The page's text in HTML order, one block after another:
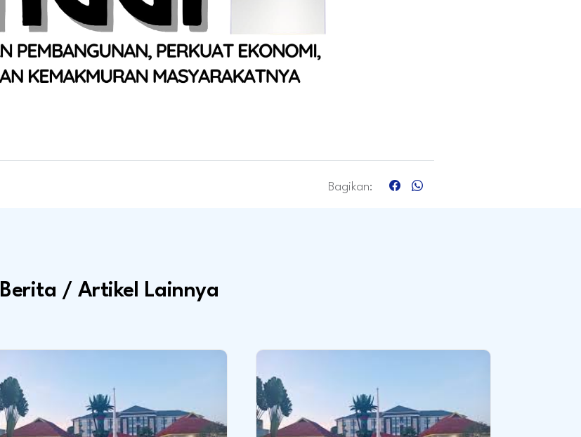
Bagikan:
Berita / Artikel Lainnya